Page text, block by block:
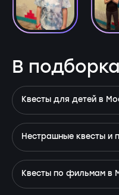
В
Квесты для детей в
Нестрашные квесты и
Квесты по фильмам в